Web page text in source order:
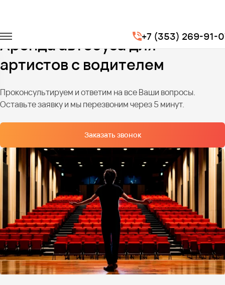
+7 (353) 269-91-
Перевозка артистов
Аренда автобуса для
артистов с водителем
Проконсультируем и ответим на все Ваши вопросы.
Оставьте заявку и мы перезвоним через 5 минут.
Заказать звонок